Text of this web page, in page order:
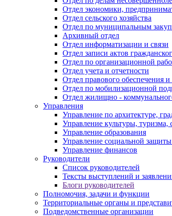
Отдел экономики,
Отдел сельского хозяйства
Отдел по муниципальным
Архивный отдел
Отдел информатизации и связи
Отдел записи актов
Отдел по организационной
Отдел учета и отчетности
Отдел правового обеспечения
Отдел по мобилизационной
Отдел жилищно -
Управления
Управление по архитектуре,
Управление культуры,
Управление образования
Управление социальной защиты
Управление финансов
Руководители
Список руководителей
Тексты выступлений и
Блоги руководителей
Полномочия, задачи и функции
Территориальные органы и
Подведомственные организации